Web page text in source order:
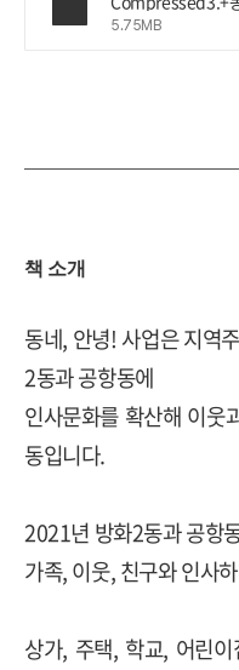
5.75MB
책 소개
동네, 안녕! 사업은 지역
2동과 공항동에
인사문화를 확산해 이웃
동입니다.
2021년 방화2동과 공항
가족, 이웃, 친구와 인사
상가, 주택, 학교, 어린